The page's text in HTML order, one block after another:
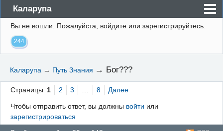
Каларупа
Блог
Форум
Правила
Вход
Вы не вошли. Пожалуйста, войдите или зарегистрируйтесь.
244
Каларупа → Путь Знания → Бог???
Страницы 1 2 3 … 8 Далее
Чтобы отправить ответ, вы должны войти или
зарегистрироваться